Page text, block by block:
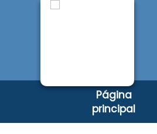
Página
principal